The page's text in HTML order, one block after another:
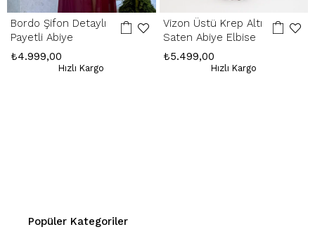
Bordo Şifon Detaylı
Payetli Abiye
₺4.999,00
Hızlı Kargo
Vizon Üstü Krep Altı
Saten Abiye Elbise
₺5.499,00
Hızlı Kargo
Popüler Kategoriler